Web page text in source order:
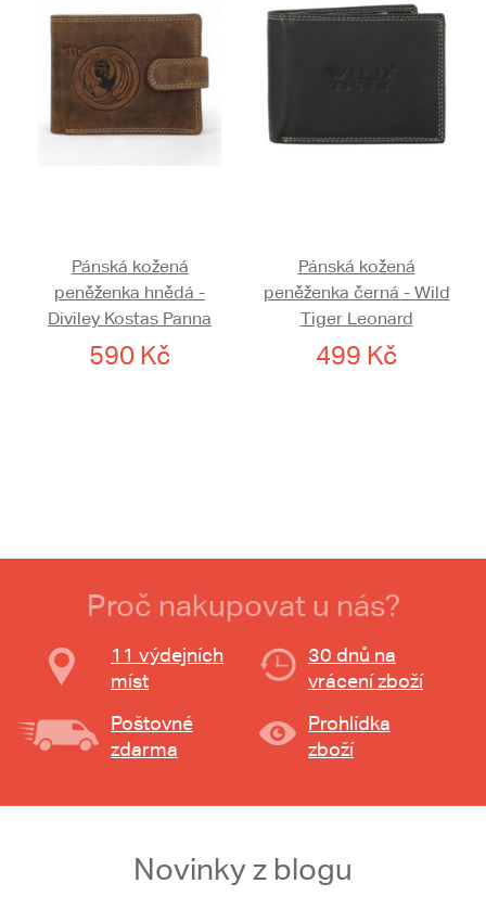
Pánská kožená
peněženka hnědá -
Diviley Kostas Panna
590 Kč
Pánská kožená
peněženka černá - Wild
Tiger Leonard
499 Kč
Proč nakupovat u nás?
11 výdejních
míst
30 dnů na
vrácení zboží
Poštovné
zdarma
Prohlídka
zboží
Novinky z blogu